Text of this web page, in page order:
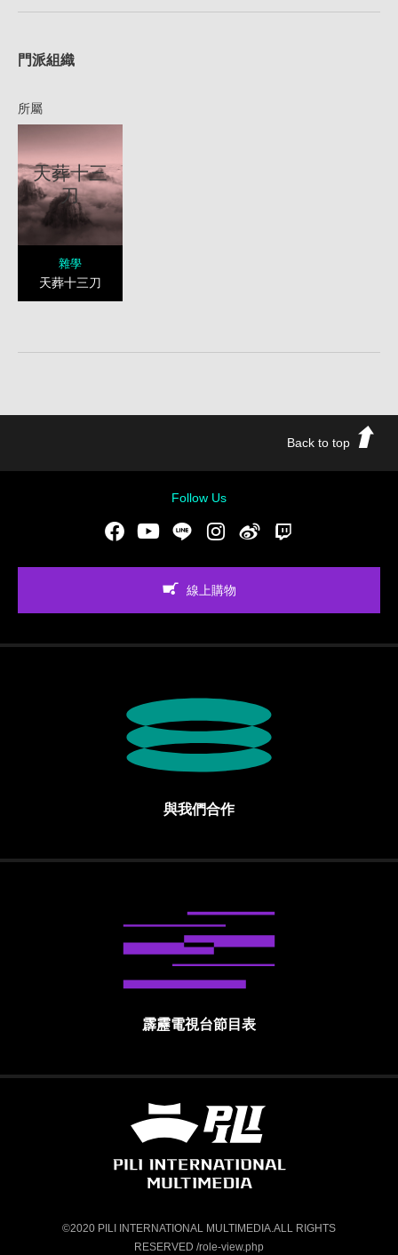
門派組織
所屬
天葬十三
刀
雜學
天葬十三刀
Back to top
Follow Us
FacebookYoutubeLINE Instgram新浪微博
線上購物
與我們合作
霹靂電視台節目表
霹靂國際多媒體股份有限公司 PILI
©2020 PILI INTERNATIONAL MULTIMEDIA.ALL RIGHTS
RESERVED /role-view.php